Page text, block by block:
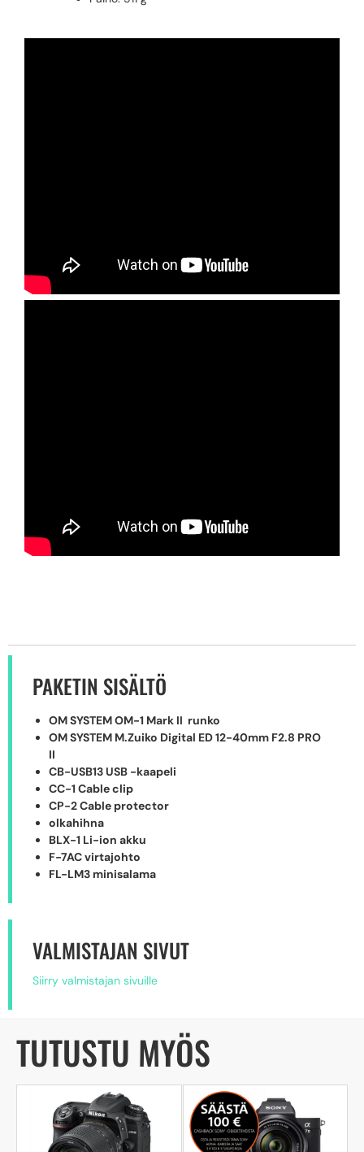
PAKETIN SISÄLTÖ
OM SYSTEM OM-1 Mark II runko
OM SYSTEM M.Zuiko Digital ED 12-40mm F2.8 PRO
II
CB-USB13 USB -kaapeli
CC-1 Cable clip
CP-2 Cable protector
olkahihna
BLX-1 Li-ion akku
F-7AC virtajohto
FL-LM3 minisalama
VALMISTAJAN SIVUT
Siirry valmistajan sivuille
TUTUSTU MYÖS